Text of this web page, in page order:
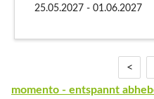
25.05.2027 - 01.06.2027
<
momento - entspannt